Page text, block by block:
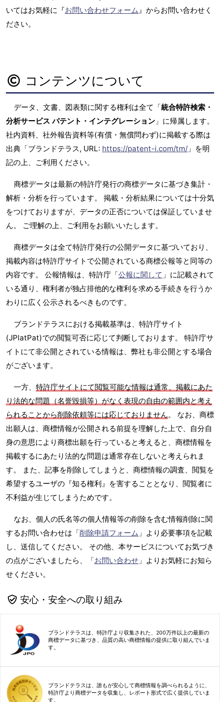
いてはお気軽に『お問い合わせフォーム 』からお問い合わせく
ださい。
コンテンツについて
データ、文書、図表類に関する権利は全て「統合特許検索・
分析サービス パテント・インテグレーション 」に帰属します。
社内資料、社外報告資料等(有償・無償問わず)に掲載する際は
出典「ブランドテラス, URL: https://patent-i.com/tm/ 」を明
記の上、ご利用ください。
商標データは最新の特許庁発行の商標データに基づき集計・
解析・分析を行っています。 掲載・分析結果については十分気
をつけておりますが、データの正否については保証していませ
ん。 ご理解の上、ご利用をお願いいたします。
商標データは全て特許庁発行の公開データに基づいており、
掲載内容は特許庁サイトで公開されている商標公報等と同等の
内容です。 公報情報は、特許庁「公報に関して 」に記載されて
いる通り、権利者が独占排他的な権利を求める手続きを行うか
わりに広く公示されるべきものです。
ブランドテラスにおける掲載基準は、特許庁サイト
(JPlatPat)での閲覧可否に応じて判断しております。 特許庁サ
イトにて非公開とされている情報は、弊社も非公開とする場合
がございます。
一方、 特許庁サイトにて閲覧可能な情報は通常、掲載にあた
り法的な問題（名誉毀損等）がなく表現の自由の範囲内と考え
られることから削除依頼等には応じておりません。 なお、商標
出願人は、商標情報が公開される前提を理解した上で、自分自
身の意思により商標出願を行っていると考えると、商標情報を
掲載するにあたり法的な問題は通常存在しないと考えられま
す。 また、記事を削除してしまうと、商標情報の調査、閲覧を
希望するユーザの『知る権利』を害することとなり、閲覧者に
不利益が生じてしまうためです。
なお、個人の氏名等の個人情報等の削除を含む情報削除に関
するお問い合わせは「削除申請フォーム 」より必要事項を記載
し、送信してください。 その他、本サービスについてお気づき
の点がございましたら、「お問い合わせ 」よりお気軽にお知ら
せください。
安心・安全への取り組み
ブランドテラスは、特許庁より収集された、200万件以上の最新の
商標データに基づき、品質の高い商標情報の提供に取り組んでいま
す。
ブランドテラスは、誰もが安心して商標情報を調べられるように、
特許庁より商標データを収集し、レポート形式で広く提供していま
す。